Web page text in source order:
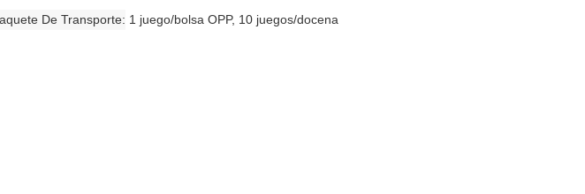
De Transporte 1 juego/bolsa OPP, 10 juegos/docena